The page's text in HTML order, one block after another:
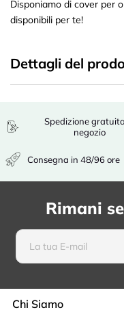
Disponiamo di cover per
disponibili per te!
Dettagli del
Spedizione
negozio
Consegna in 48/96 ore
Rimani
Chi Siamo